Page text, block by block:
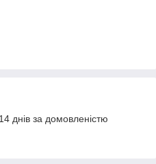
днів за домовленістю